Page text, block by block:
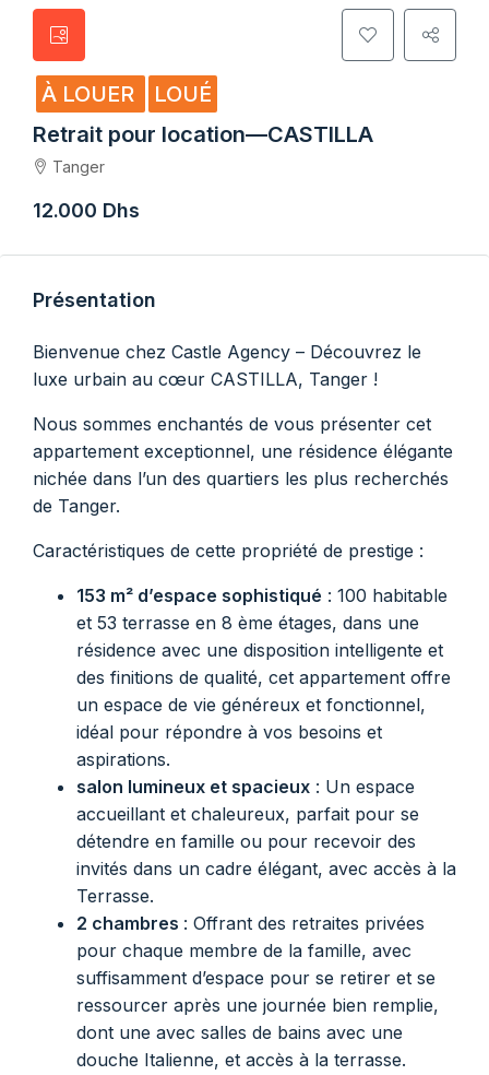
À LOUER
LOUÉ
Retrait pour location—CASTILLA
Tanger
12.000 Dhs
Présentation
Bienvenue chez Castle Agency – Découvrez le
luxe urbain au cœur CASTILLA, Tanger !
Nous sommes enchantés de vous présenter cet
appartement exceptionnel, une résidence élégante
nichée dans l’un des quartiers les plus recherchés
de Tanger.
Caractéristiques de cette propriété de prestige :
153 m² d’espace sophistiqué : 100 habitable
et 53 terrasse en 8 ème étages, dans une
résidence avec une disposition intelligente et
des finitions de qualité, cet appartement offre
un espace de vie généreux et fonctionnel,
idéal pour répondre à vos besoins et
aspirations.
salon lumineux et spacieux : Un espace
accueillant et chaleureux, parfait pour se
détendre en famille ou pour recevoir des
invités dans un cadre élégant, avec accès à la
Terrasse.
2 chambres : Offrant des retraites privées
pour chaque membre de la famille, avec
suffisamment d’espace pour se retirer et se
ressourcer après une journée bien remplie,
dont une avec salles de bains avec une
douche Italienne, et accès à la terrasse.